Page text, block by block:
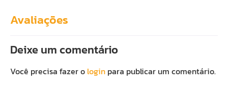
Avaliações
Deixe um comentário
Você precisa fazer o login para publicar um comentário.